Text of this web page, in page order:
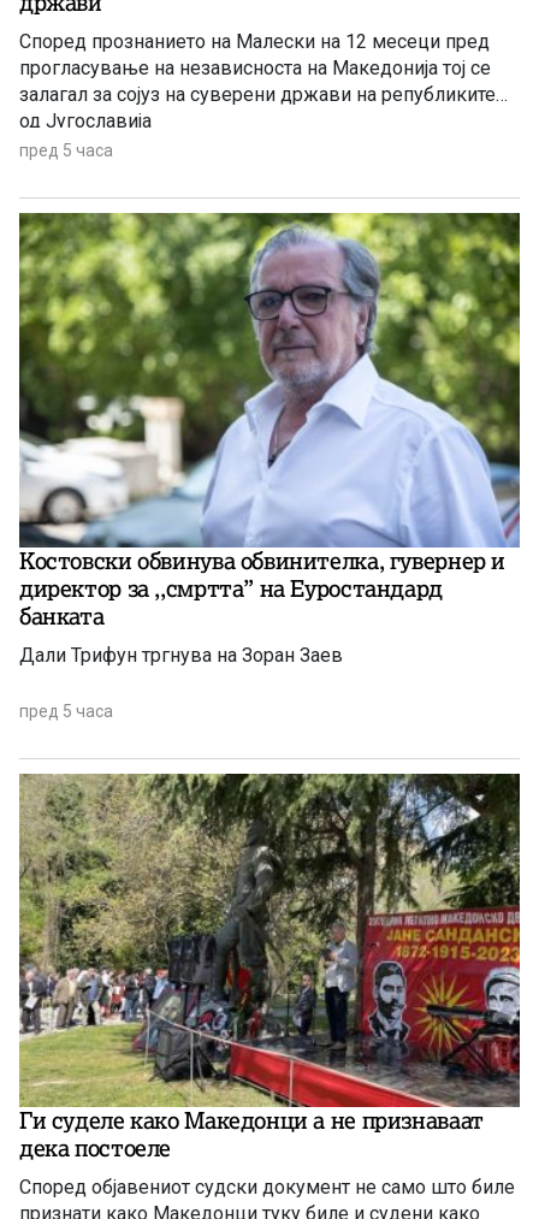
Според прознанието на Малески на 12 месеци пред
прогласување на независноста на Македонија тој се
залагал за сојуз на суверени држави на републиките
од Југославија
пред 5 часа
Костовски обвинува обвинителка, гувернер и
директор за ,,смртта” на Еуростандард
банката
Дали Трифун тргнува на Зоран Заев
пред 5 часа
Ги суделе како Македонци а не признаваат
дека постоеле
Според објавениот судски документ не само што биле
признати како Македонци туку биле и судени како